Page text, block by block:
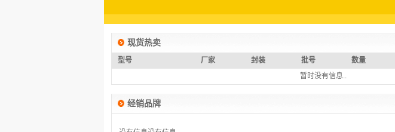
现货热卖
型号 厂家 封装 批号 数量
暂时没有信息..
经销品牌